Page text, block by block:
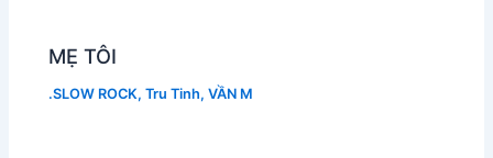
MẸ TÔI
.SLOW ROCK,Tru Tinh,VẦN M